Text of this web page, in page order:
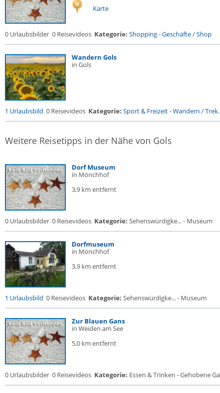
Karte
0 Urlaubsbilder 0 Reisevideos Kategorie: Shopping-Geschäfte / Shop
Wandern Gols
in Gols
1 Urlaubsbild 0 Reisevideos Kategorie: Sport & Freizeit-Wandern /
Weitere Reisetipps in der Nähe von Gols
Dorf Museum
in Mönchhof
3,9 km entfernt
0 Urlaubsbilder 0 Reisevideos Kategorie: Sehenswürdigke... - Museum
Dorfmuseum
in Mönchhof
3,9 km entfernt
1 Urlaubsbild 0 Reisevideos Kategorie: Sehenswürdigke... - Museum
Zur Blauen Gans
in Weiden am See
5,0 km entfernt
0 Urlaubsbilder 0 Reisevideos Kategorie: Essen & Trinken - Gehobene